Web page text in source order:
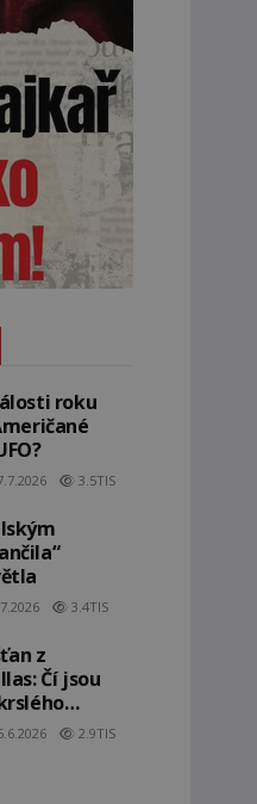
roku
3.5TIS
3.4TIS
z
Čí jsou
2.9TIS